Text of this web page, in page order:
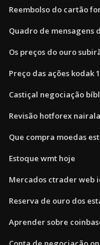
Reembolso do cartão
Quadro de mensagens
Os preços do ouro
Preço das ações kodak
Castiçal negociação
Revisão hotforex
Que compra moedas
Estoque wmt hoje
Mercados ctrader web
Reserva de ouro dos
Aprender sobre